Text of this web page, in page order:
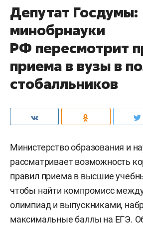
Депутат Госдумы:
минобрнауки
РФ пересмотрит
приема в вузы в
стобалльников
Министерство образования и
рассматривает возможность
правил приема в высшие
чтобы найти компромисс
олимпиад и выпускниками,
максимальные баллы на ЕГЭ.